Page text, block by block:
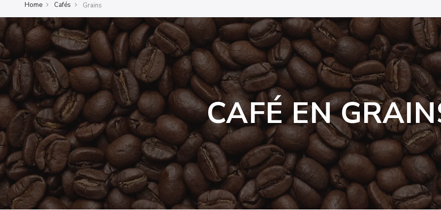
Home Cafés Grains
CAFÉ EN